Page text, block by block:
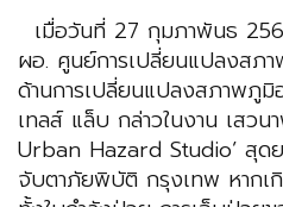
เมื่อวันที่ 27 กุมภาพันธ
ผอ. ศูนย์การเปลี่ยนแปลงสภ
ด้านการเปลี่ยนแปลงสภาพภู
เทลส์ แล็บ กล่าวในงาน เสวน
Urban Hazard Studio’ สุ
จับตาภัยพิบัติ กรุงเทพ หากเ